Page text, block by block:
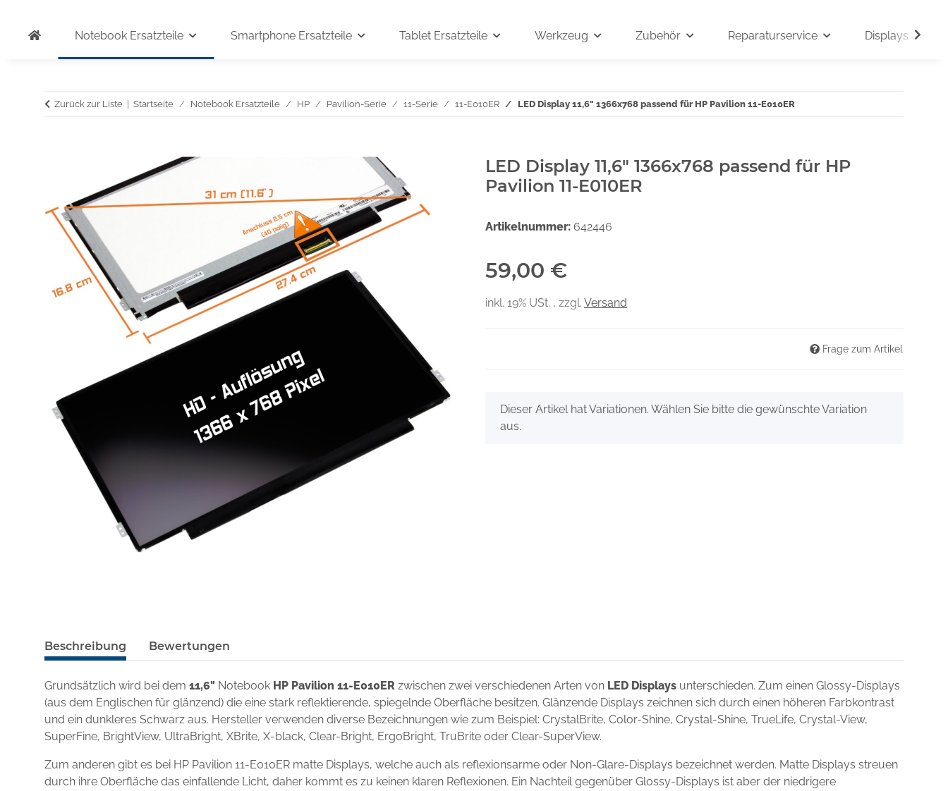
Notebook Ersatzteile Smartphone Ersatzteile Tablet Ersatzteile Werkzeug Zubehör Reparaturservice Displays auf
Zurück zur Liste Startseite Notebook Ersatzteile HP Pavilion-Serie 11-Serie 11-E010ER LED Display 11,6" 1366x768 passend für HP Pavilion 11-E010ER
LED Display 11,6" 1366x768 passend für HP
Pavilion 11-E010ER
Artikelnummer: 642446
59,00 €
inkl. 19% USt. , zzgl. Versand
Frage zum Artikel
xDieser Artikel hat Variationen. Wählen Sie bitte die gewünschte Variation
aus.
Beschreibung Bewertungen
Grundsätzlich wird bei dem 11,6" Notebook HP Pavilion 11-E010ER zwischen zwei verschiedenen Arten von LED Displays unterschieden. Zum einen Glossy-Displays
(aus dem Englischen für glänzend) die eine stark reflektierende, spiegelnde Oberfläche besitzen. Glänzende Displays zeichnen sich durch einen höheren Farbkontrast
und ein dunkleres Schwarz aus. Hersteller verwenden diverse Bezeichnungen wie zum Beispiel: CrystalBrite, Color-Shine, Crystal-Shine, TrueLife, Crystal-View,
SuperFine, BrightView, UltraBright, XBrite, X-black, Clear-Bright, ErgoBright, TruBrite oder Clear-SuperView.
Zum anderen gibt es bei HP Pavilion 11-E010ER matte Displays, welche auch als reflexionsarme oder Non-Glare-Displays bezeichnet werden. Matte Displays streuen
durch ihre Oberfläche das einfallende Licht, daher kommt es zu keinen klaren Reflexionen. Ein Nachteil gegenüber Glossy-Displays ist aber der niedrigere